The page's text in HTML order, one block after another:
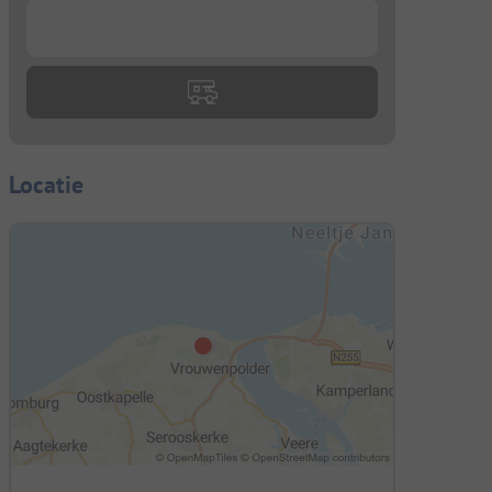
Locatie